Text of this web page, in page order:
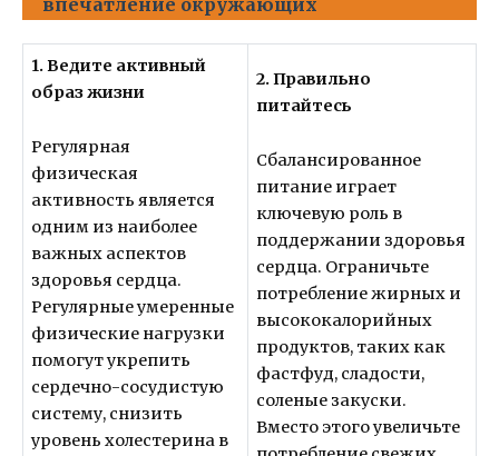
1. Ведите активный
образ жизни
Регулярная
физическая
активность является
одним из наиболее
важных аспектов
здоровья сердца.
Регулярные умеренные
физические нагрузки
помогут укрепить
сердечно-сосудистую
систему, снизить
уровень холестерина в
2. Правильно
питайтесь
Сбалансированное
питание играет
ключевую роль в
поддержании здоровья
сердца. Ограничьте
потребление жирных и
высококалорийных
продуктов, таких как
фастфуд, сладости,
соленые закуски.
Вместо этого увеличьте